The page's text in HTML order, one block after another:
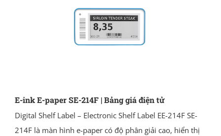
E-ink E-paper SE-214F | Bảng giá điện tử
Digital Shelf Label – Electronic Shelf Label EE-214F SE-
214F là màn hình e-paper có độ phân giải cao, hiển thị